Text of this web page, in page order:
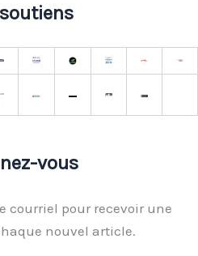
vous
courriel pour recevoir une
nouvel article.